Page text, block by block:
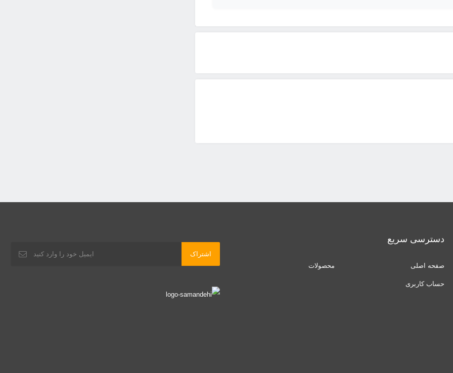
دسترسی سریع
صفحه اصلی محصولات
حساب کاربری